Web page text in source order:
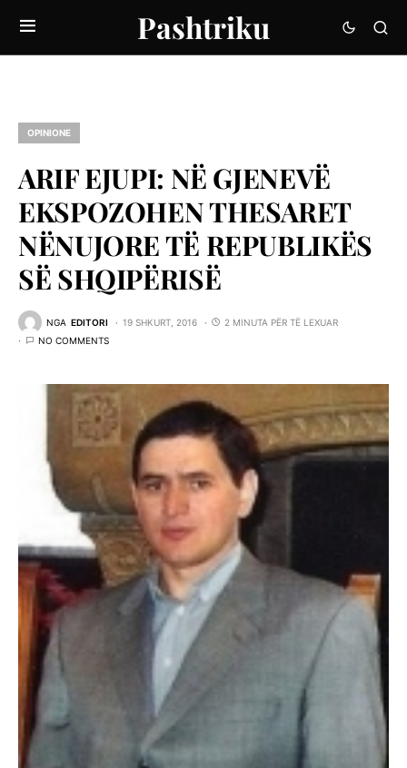
Pashtriku
OPINIONE
ARIF EJUPI: NË GJENEVË
EKSPOZOHEN THESARET
NËNUJORE TË REPUBLIKËS
SË SHQIPËRISË
NGA EDITORI 19 SHKURT, 2016
2 MINUTA PËR TË LEXUAR
NO COMMENTS